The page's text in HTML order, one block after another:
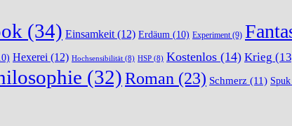
(34) Einsamkeit (12) Erdäum (10) Experiment(9)
Hexerei (12) Hochsensibilität (8) HSP (8) Kostenlos (14) Krieg
(32)Roman (23) Schmerz (11) Spuk